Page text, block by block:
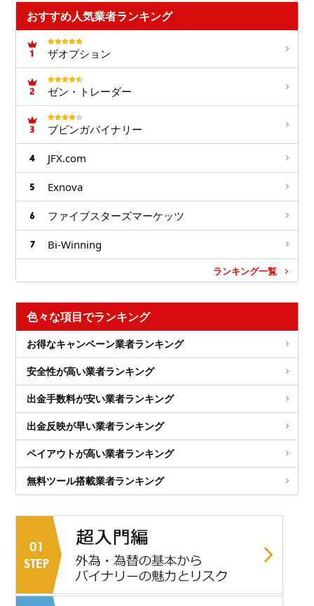
おすすめ人気業者ランキング
ザオプション
ゼン・トレーダー
ブビンガバイナリー
JFX.com
Exnova
ファイブスターズマーケッツ
Bi-Winning
ランキング一覧
色々な項目でランキング
お得なキャンペーン業者ランキング
安全性が高い業者ランキング
出金手数料が安い業者ランキング
出金反映が早い業者ランキング
ペイアウトが高い業者ランキング
無料ツール搭載業者ランキング